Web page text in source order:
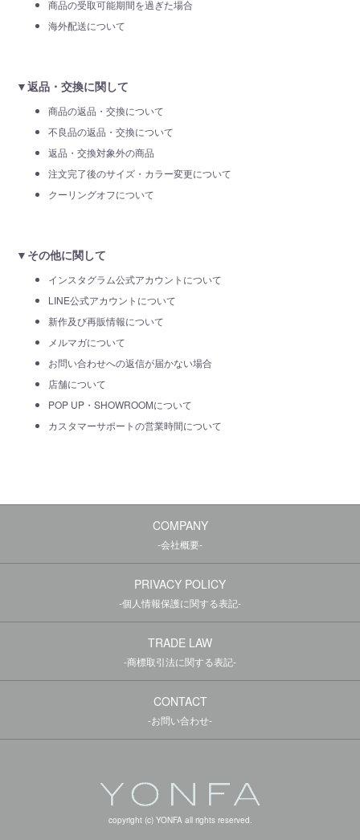
商品の受取可能期間を過ぎた場合
海外配送について
▼返品・交換に関して
商品の返品・交換について
不良品の返品・交換について
返品・交換対象外の商品
注文完了後のサイズ・カラー変更について
クーリングオフについて
▼その他に関して
インスタグラム公式アカウントについて
LINE公式アカウントについて
新作及び再販情報について
メルマガについて
お問い合わせへの返信が届かない場合
店舗について
POP UP・SHOWROOMについて
カスタマーサポートの営業時間について
COMPANY
-会社概要-
PRIVACY POLICY
-個人情報保護に関する表記-
TRADE LAW
-商標取引法に関する表記-
CONTACT
-お問い合わせ-
copyright (c) YONFA all rights reserved.